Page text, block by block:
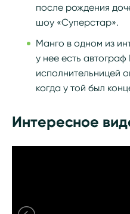
после рождения
шоу «Суперстар».
Манго в одном из
у нее есть
исполнительницей
когда у той был
Интересное